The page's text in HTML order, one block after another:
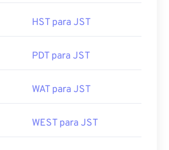
HST para JST
PDT para JST
WAT para JST
WEST para JST